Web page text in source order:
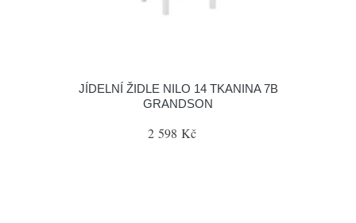
JÍDELNÍ ŽIDLE NILO 14 TKANINA 7B
GRANDSON
2 598 Kč